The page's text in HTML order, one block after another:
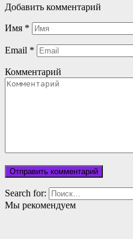
Добавить комментарий
Имя *
Email *
Комментарий
Search for:
Мы рекомендуем